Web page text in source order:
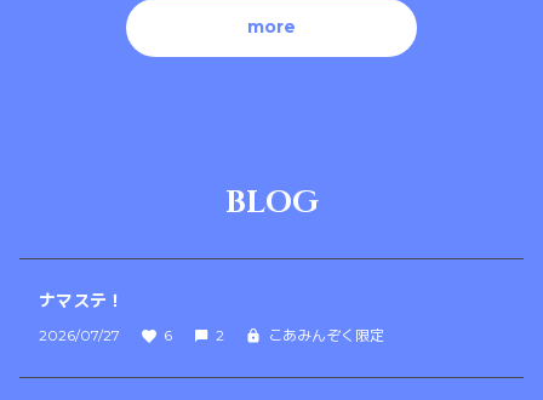
more
BLOG
ナマステ！
2026/07/27 6 2 こあみんぞく限定